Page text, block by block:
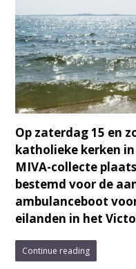
Op zaterdag 15 en
katholieke kerken
MIVA-collecte
bestemd voor de
ambulanceboot
eilanden in het
Continue reading